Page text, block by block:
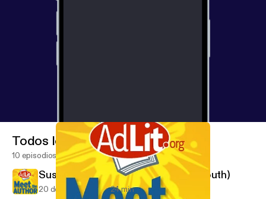
Todos los episodios
10 episodios
Susan Campbell-Bartoletti (Hitler Youth)
20 de dic de 2010 24 min